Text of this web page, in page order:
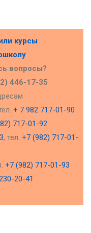
курсы
вопросы?
446-17-35
+ 7 982 717-01-90
717-01-92
, тел. +7 (982) 717-01-
+7 (982) 717-01-93
20-41